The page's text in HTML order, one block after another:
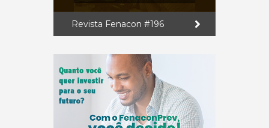
Revista Fenacon #196